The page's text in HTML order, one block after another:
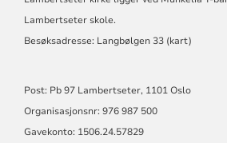
Lambertseter skole.
Besøksadresse: Langbølgen 33 (kart)
Post: Pb 97 Lambertseter, 1101 Oslo
Organisasjonsnr: 976 987 500
Gavekonto: 1506.24.57829